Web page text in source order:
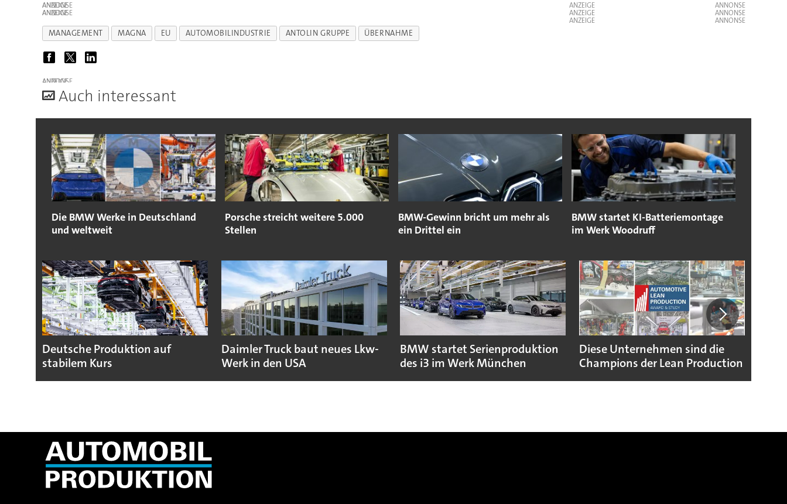
ANZEIGE
ANZEIGE
ANZEIGE
ANZEIGE
ANZEIGE
MANAGEMENT MAGNA EU AUTOMOBILINDUSTRIE ANTOLIN GRUPPE ÜBERNAHME
ANZEIGE
Auch interessant
Die BMW Werke in Deutschland
und weltweit
Porsche streicht weitere 5.000
Stellen
BMW-Gewinn bricht um mehr als
ein Drittel ein
BMW startet KI-Batteriemontage
im Werk Woodruff
Deutsche Produktion auf
stabilem Kurs
Daimler Truck baut neues Lkw-
Werk in den USA
BMW startet Serienproduktion
des i3 im Werk München
Diese Unternehmen sind die
Champions der Lean Production